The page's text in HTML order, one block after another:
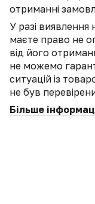
отриманні
У разі
маєте право не
від його
не можемо
ситуацій із
не був
Більше